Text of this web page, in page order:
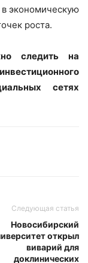
экономическую
роста.
следить на
сетях
Следующая статья
Новосибирский
открыл
виварий для
доклинических